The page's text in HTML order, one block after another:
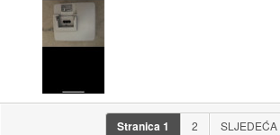
Stranica1 2 SLJEDEĆA